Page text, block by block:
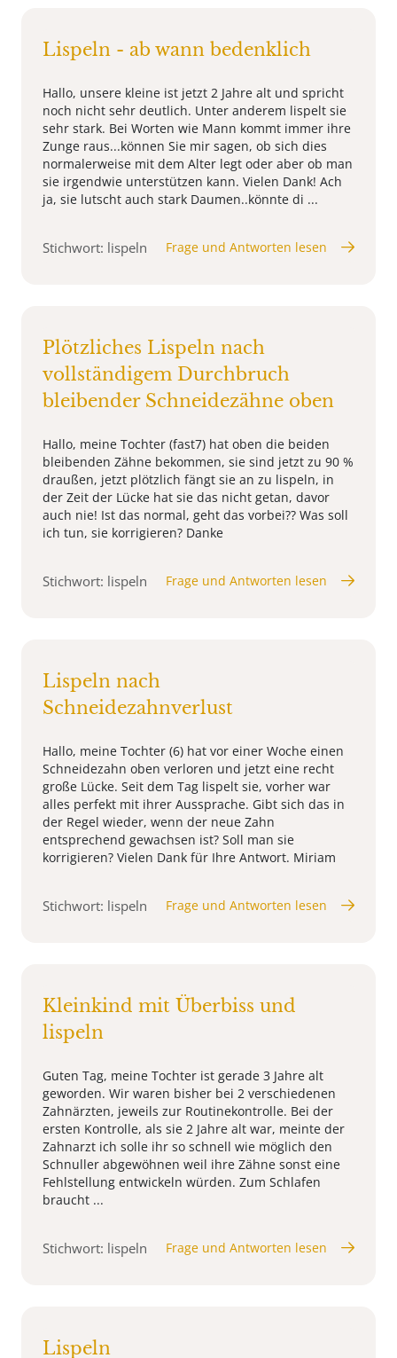
Lispeln - ab wann bedenklich
Hallo, unsere kleine ist jetzt 2 Jahre alt und spricht
noch nicht sehr deutlich. Unter anderem lispelt sie
sehr stark. Bei Worten wie Mann kommt immer ihre
Zunge raus...können Sie mir sagen, ob sich dies
normalerweise mit dem Alter legt oder aber ob man
sie irgendwie unterstützen kann. Vielen Dank! Ach
ja, sie lutscht auch stark Daumen..könnte di ...
Stichwort: lispeln Frage und Antworten lesen
Plötzliches Lispeln nach
vollständigem Durchbruch
bleibender Schneidezähne oben
Hallo, meine Tochter (fast7) hat oben die beiden
bleibenden Zähne bekommen, sie sind jetzt zu 90 %
draußen, jetzt plötzlich fängt sie an zu lispeln, in
der Zeit der Lücke hat sie das nicht getan, davor
auch nie! Ist das normal, geht das vorbei?? Was soll
ich tun, sie korrigieren? Danke
Stichwort: lispeln Frage und Antworten lesen
Lispeln nach
Schneidezahnverlust
Hallo, meine Tochter (6) hat vor einer Woche einen
Schneidezahn oben verloren und jetzt eine recht
große Lücke. Seit dem Tag lispelt sie, vorher war
alles perfekt mit ihrer Aussprache. Gibt sich das in
der Regel wieder, wenn der neue Zahn
entsprechend gewachsen ist? Soll man sie
korrigieren? Vielen Dank für Ihre Antwort. Miriam
Stichwort: lispeln Frage und Antworten lesen
Kleinkind mit Überbiss und
lispeln
Guten Tag, meine Tochter ist gerade 3 Jahre alt
geworden. Wir waren bisher bei 2 verschiedenen
Zahnärzten, jeweils zur Routinekontrolle. Bei der
ersten Kontrolle, als sie 2 Jahre alt war, meinte der
Zahnarzt ich solle ihr so schnell wie möglich den
Schnuller abgewöhnen weil ihre Zähne sonst eine
Fehlstellung entwickeln würden. Zum Schlafen
braucht ...
Stichwort: lispeln Frage und Antworten lesen
Lispeln